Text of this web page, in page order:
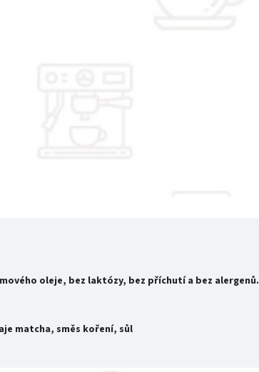
oleje, bez laktózy, bez příchutí a bez alergenů.
matcha, směs koření, sůl